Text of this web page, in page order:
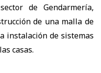
de Gendarmería,
de una malla de
instalación de sistemas
casas.